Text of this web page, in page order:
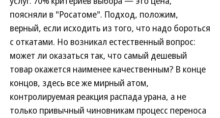
поясняли в "Росатоме". Подход, положим,
верный, если исходить из того, что надо бороться
с откатами. Но возникал естественный вопрос:
может ли оказаться так, что самый дешевый
товар окажется наименее качественным? В конце
концов, здесь все же мирный атом,
контролируемая реакция распада урана, а не
только привычный чиновникам процесс переноса